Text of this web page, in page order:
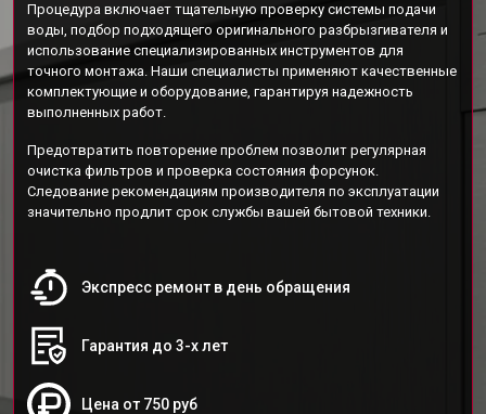
Процедура включает тщательную проверку системы подачи
воды, подбор подходящего оригинального разбрызгивателя и
использование специализированных инструментов для
точного монтажа. Наши специалисты применяют качественные
комплектующие и оборудование, гарантируя надежность
выполненных работ.
Предотвратить повторение проблем позволит регулярная
очистка фильтров и проверка состояния форсунок.
Следование рекомендациям производителя по эксплуатации
значительно продлит срок службы вашей бытовой техники.
Экспресс ремонт в день обращения
Гарантия до 3-х лет
Цена от 750 руб